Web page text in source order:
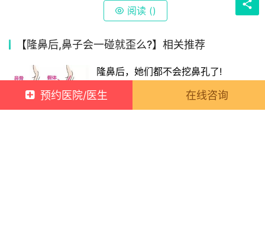
阅读 ()
【隆鼻后,鼻子会一碰就歪么?】相关推荐
隆鼻后，她们都不会挖鼻孔了!
2022-03-30 09:00:00
预约医院/医生 在线咨询